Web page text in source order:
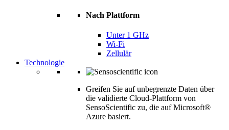
Nach Plattform
Unter 1 GHz
Wi-Fi
Zellulär
Technologie
Greifen Sie auf unbegrenzte Daten über
die validierte Cloud-Plattform von
SensoScientific zu, die auf Microsoft®
Azure basiert.